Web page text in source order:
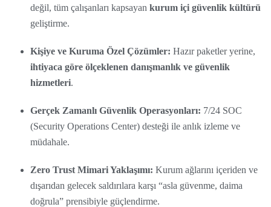
değil, tüm çalışanları kapsayan kurum içi güvenlik kültürü
geliştirme.
Kişiye ve Kuruma Özel Çözümler: Hazır paketler yerine,
ihtiyaca göre ölçeklenen danışmanlık ve güvenlik
hizmetleri.
Gerçek Zamanlı Güvenlik Operasyonları: 7/24 SOC
(Security Operations Center) desteği ile anlık izleme ve
müdahale.
Zero Trust Mimari Yaklaşımı: Kurum ağlarını içeriden ve
dışarıdan gelecek saldırılara karşı “asla güvenme, daima
doğrula” prensibiyle güçlendirme.